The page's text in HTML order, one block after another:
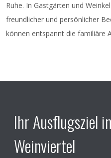
Ruhe. In Gastgärten und
freundlicher und persönlicher
können entspannt die familiäre
Ihr Ausflugsziel
Weinviertel